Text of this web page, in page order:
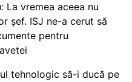
La vremea aceea nu
șef. ISJ ne-a cerut să
pentru
tehnologic să-i ducă pe